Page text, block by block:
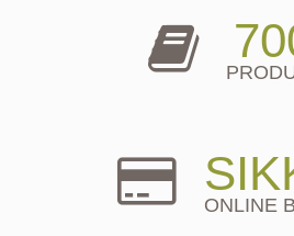
ONLINE